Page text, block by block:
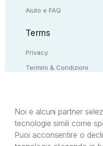
Aiuto e FAQ
Terms
Privacy
Termini & Condizioni
Il presente sito web è
Noi e alcuni partner
tecnologie simili come
Puoi acconsentire o